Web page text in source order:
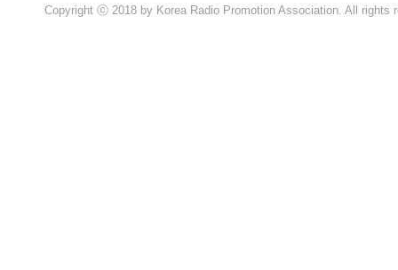
Copyright ⓒ 2018 by Korea Radio Promotion Association. All rights